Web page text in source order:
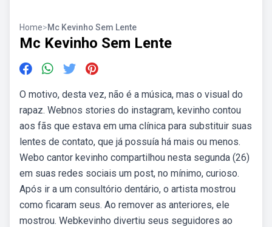
Home>Mc Kevinho Sem Lente
Mc Kevinho Sem Lente
O motivo, desta vez, não é a música, mas o visual do
rapaz. Webnos stories do instagram, kevinho contou
aos fãs que estava em uma clínica para substituir suas
lentes de contato, que já possuía há mais ou menos.
Webo cantor kevinho compartilhou nesta segunda (26)
em suas redes sociais um post, no mínimo, curioso.
Após ir a um consultório dentário, o artista mostrou
como ficaram seus. Ao remover as anteriores, ele
mostrou. Webkevinho divertiu seus seguidores ao